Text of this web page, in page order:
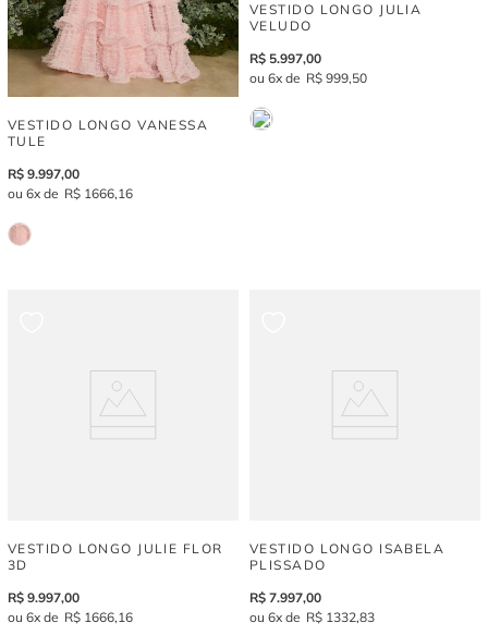
VESTIDO LONGO VANESSA
TULE
R$ 9.997,00
6
R$ 1666,16
VESTIDO LONGO JULIA
VELUDO
R$ 5.997,00
6
R$ 999,50
VESTIDO LONGO JULIE FLOR
3D
R$ 9.997,00
6
R$ 1666,16
VESTIDO LONGO ISABELA
PLISSADO
R$ 7.997,00
6
R$ 1332,83